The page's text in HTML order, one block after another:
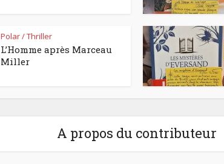
Polar / Thriller
L’Homme après Marceau
Miller
A propos du contributeur